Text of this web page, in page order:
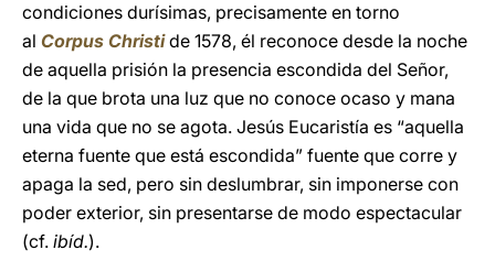
condiciones durísimas, precisamente en torno
al Corpus Christide 1578, él reconoce desde la noche
de aquella prisión la presencia escondida del Señor,
de la que brota una luz que no conoce ocaso y mana
una vida que no se agota. Jesús Eucaristía es “aquella
eterna fuente que está escondida” fuente que corre y
apaga la sed, pero sin deslumbrar, sin imponerse con
poder exterior, sin presentarse de modo espectacular
(cf. ibíd.).